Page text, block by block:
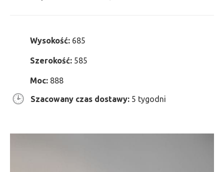
Wysokość: 685
Szerokość: 585
Moc: 888
Szacowany czas dostawy: 5 tygodni